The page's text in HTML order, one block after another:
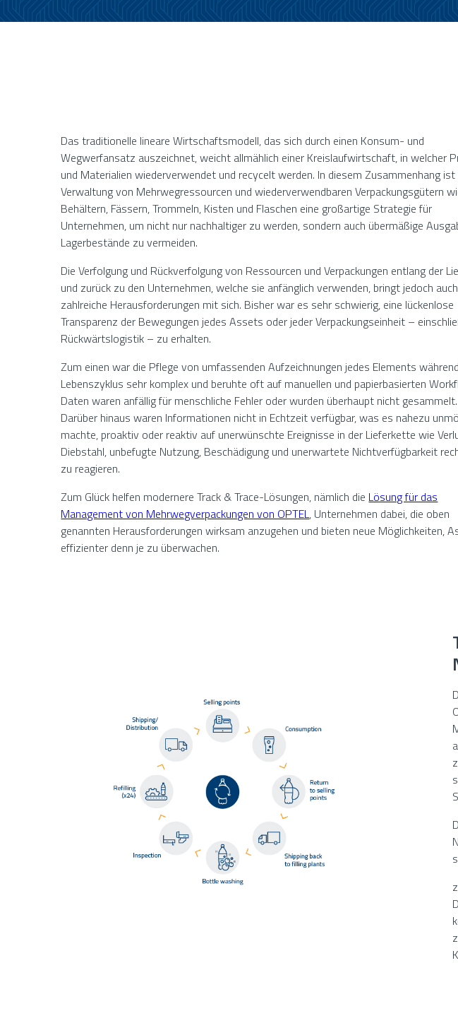
Das traditionelle lineare Wirtschaftsmodell, das sich durch einen Konsum- und
Wegwerfansatz auszeichnet, weicht allmählich einer Kreislaufwirtschaft, in welcher
und Materialien wiederverwendet und recycelt werden. In diesem Zusammenhang ist
Verwaltung von Mehrwegressourcen und wiederverwendbaren Verpackungsgütern
Behältern, Fässern, Trommeln, Kisten und Flaschen eine großartige Strategie für
Unternehmen, um nicht nur nachhaltiger zu werden, sondern auch übermäßige
Lagerbestände zu vermeiden.
Die Verfolgung und Rückverfolgung von Ressourcen und Verpackungen entlang der
und zurück zu den Unternehmen, welche sie anfänglich verwenden, bringt jedoch auch
zahlreiche Herausforderungen mit sich. Bisher war es sehr schwierig, eine lückenlose
Transparenz der Bewegungen jedes Assets oder jeder Verpackungseinheit –
Rückwärtslogistik – zu erhalten.
Zum einen war die Pflege von umfassenden Aufzeichnungen jedes Elements
Lebenszyklus sehr komplex und beruhte oft auf manuellen und papierbasierten
Daten waren anfällig für menschliche Fehler oder wurden überhaupt nicht gesammelt.
Darüber hinaus waren Informationen nicht in Echtzeit verfügbar, was es nahezu
machte, proaktiv oder reaktiv auf unerwünschte Ereignisse in der Lieferkette wie
Diebstahl, unbefugte Nutzung, Beschädigung und unerwartete Nichtverfügbarkeit
zu reagieren.
Zum Glück helfen modernere Track & Trace-Lösungen, nämlich die Lösung für das
Management von Mehrwegverpackungen von OPTEL, Unternehmen dabei, die oben
genannten Herausforderungen wirksam anzugehen und bieten neue Möglichkeiten,
effizienter denn je zu überwachen.